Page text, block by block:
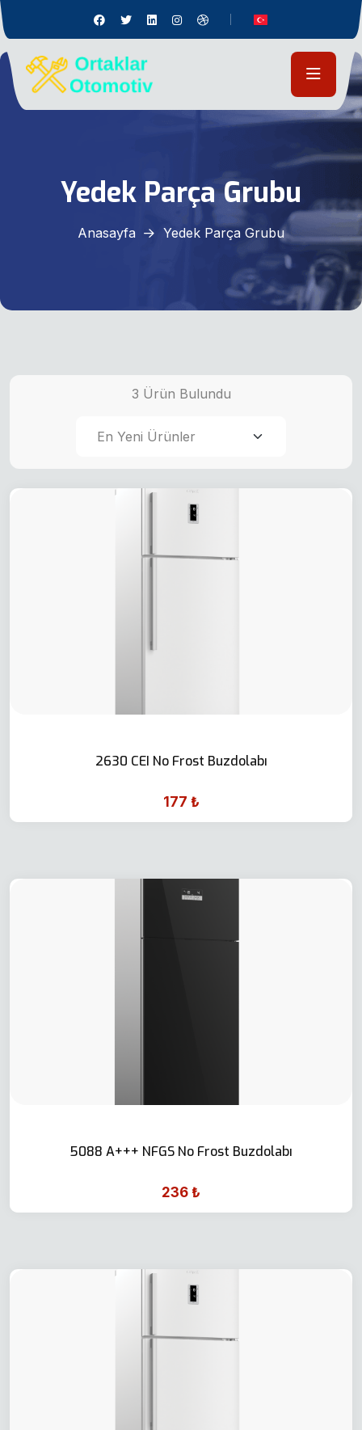
Yedek Parça Grubu
Anasayfa Yedek Parça Grubu
3 Ürün Bulundu
2630 CEI No Frost Buzdolabı
177 ₺
5088 A+++ NFGS No Frost Buzdolabı
236 ₺